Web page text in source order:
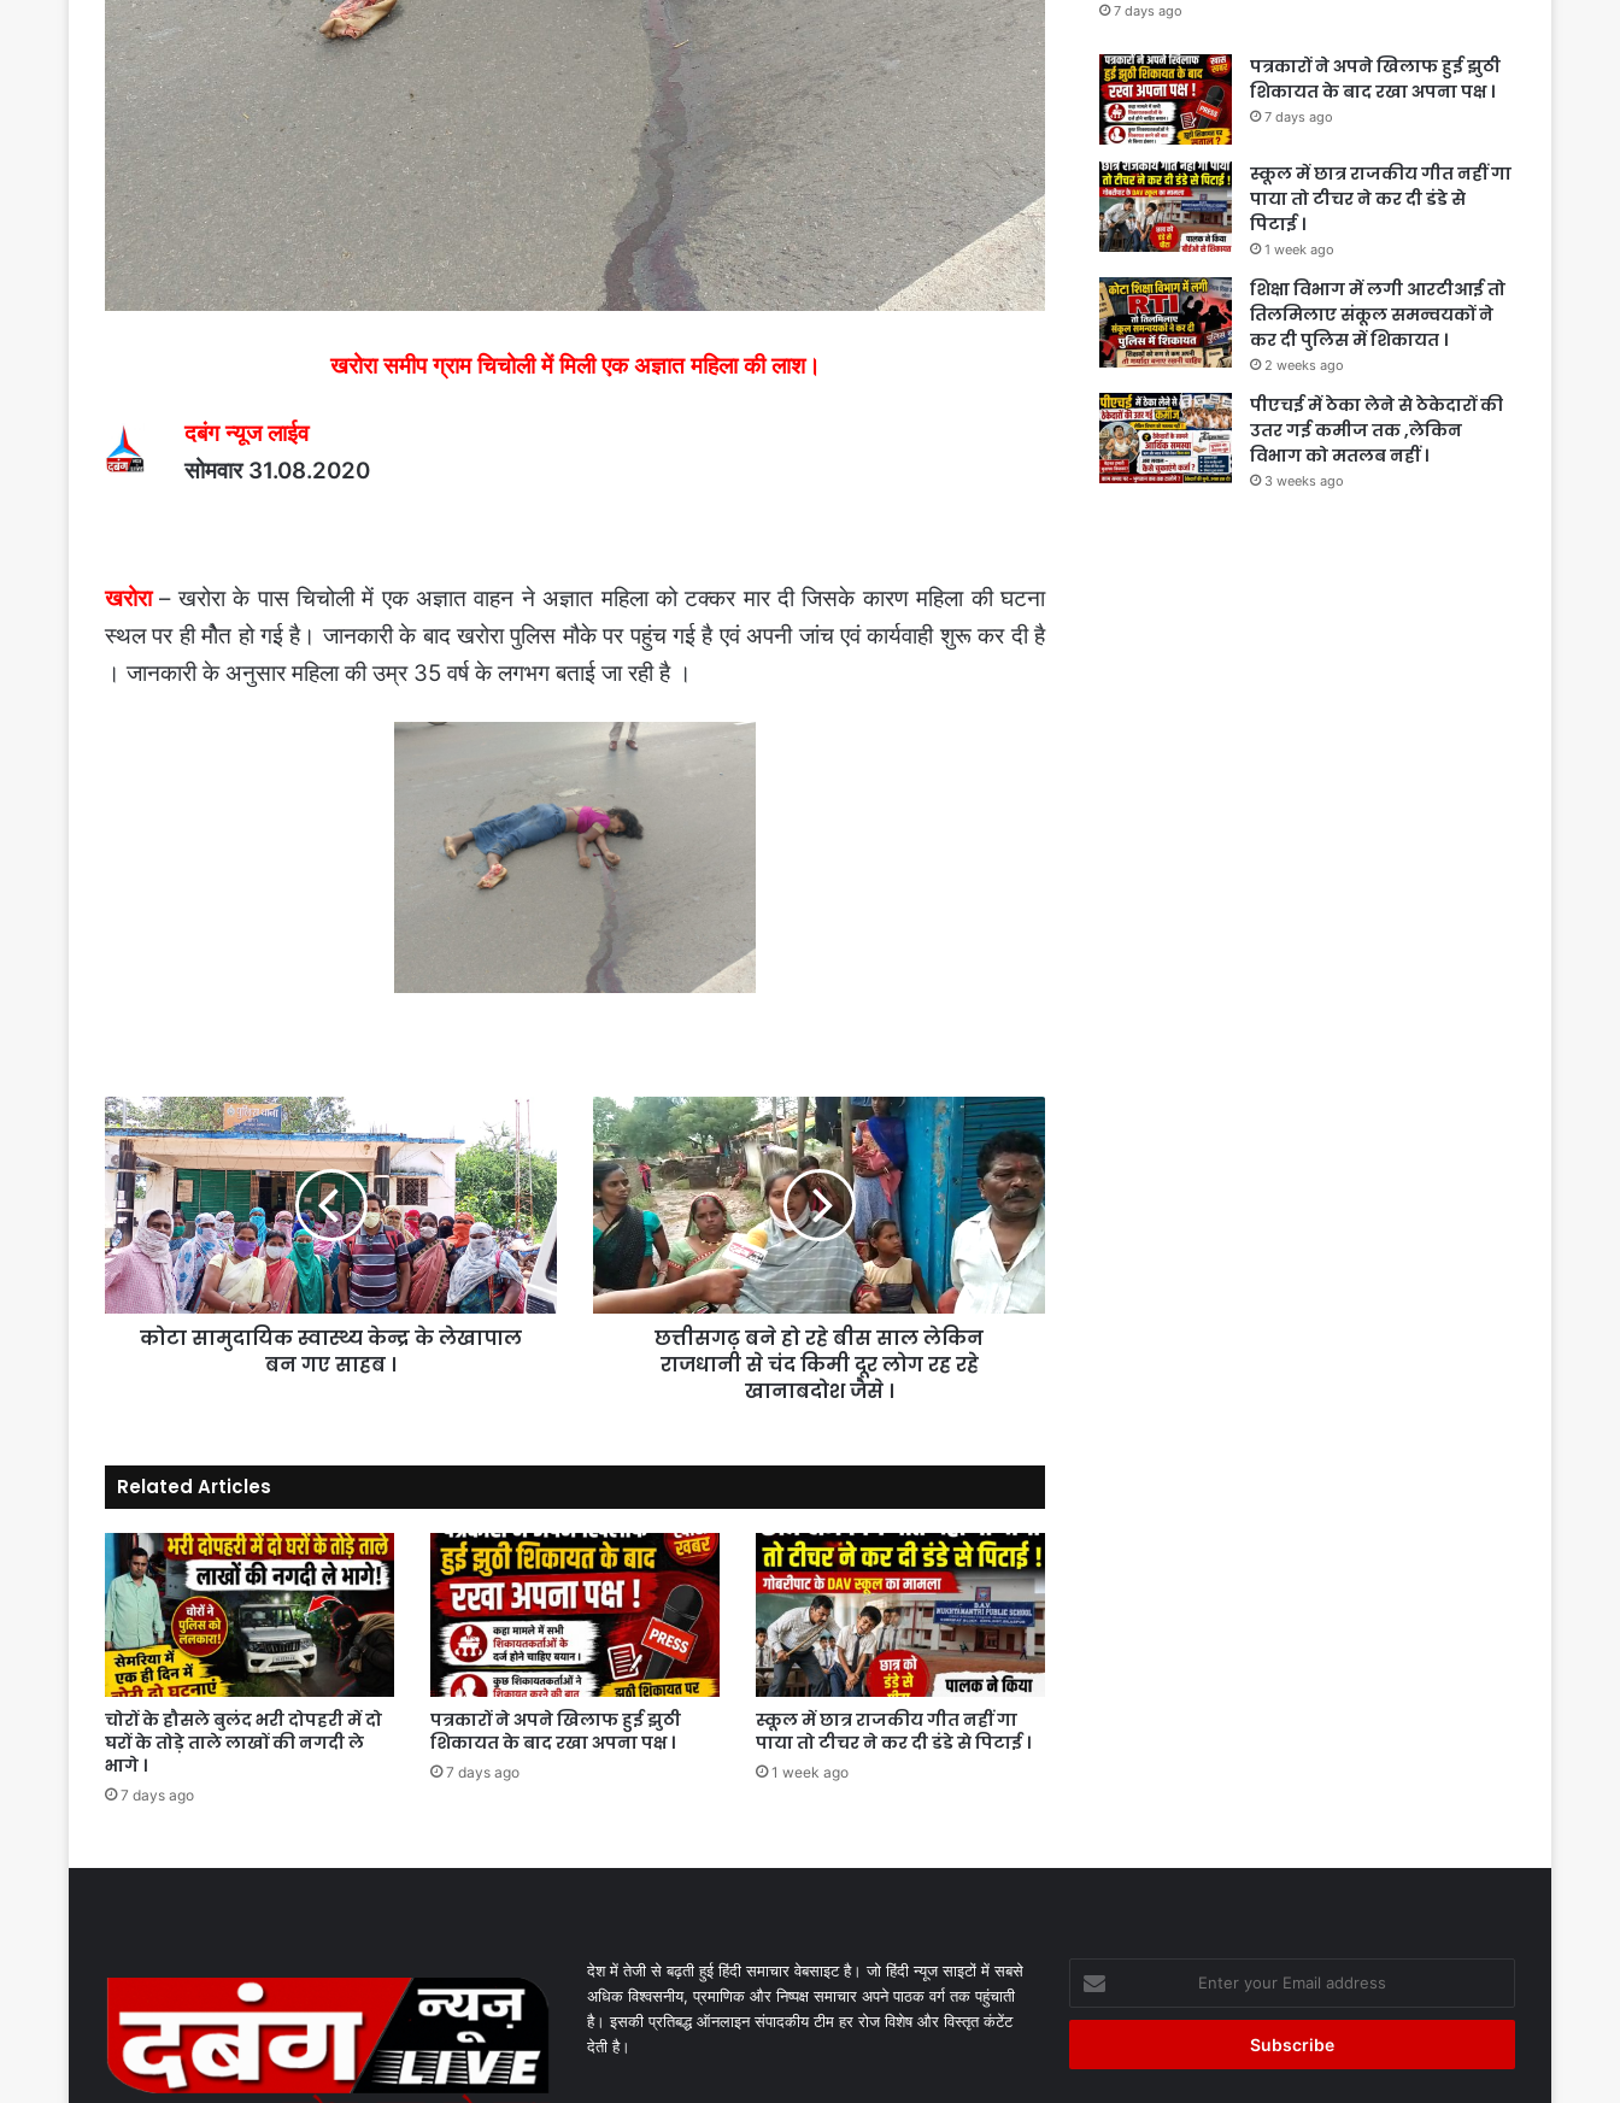
खरोरा समीप ग्राम चिचोली में मिली एक अज्ञात महिला की लाश।
दबंग न्यूज लाईव
सोमवार 31.08.2020
खरोरा – खरोरा के पास चिचोली में एक अज्ञात वाहन ने अज्ञात महिला को टक्कर मार दी जिसके कारण महिला की घटना
स्थल पर ही मोैत हो गई है। जानकारी के बाद खरोरा पुलिस मौके पर पहुंच गई है एवं अपनी जांच एवं कार्यवाही शुरू कर दी है
। जानकारी के अनुसार महिला की उम्र 35 वर्ष के लगभग बताई जा रही है ।
कोटा
सामुदायिक
स्वास्थ्य
केन्द्र
लेखापाल
बन
गए
साहब
कोटा सामुदायिक स्वास्थ्य केन्द्र के लेखापाल
बन गए साहब ।
छत्तीसगढ़
बने
हो
रहे
बीस
साल
लेकिन
राजधानी
से
रहे
जैसे
।
छत्तीसगढ़ बने हो रहे बीस साल लेकिन
राजधानी से चंद किमी दूर लोग रह रहे
खानाबदोश जैसे ।
Related Articles
चोरों के हौसले बुलंद भरी दोपहरी में दो
घरों के तोड़े ताले लाखों की नगदी ले
भागे ।
7 days ago
पत्रकारों ने अपने खिलाफ हुई झुठी
शिकायत के बाद रखा अपना पक्ष ।
7 days ago
स्कूल में छात्र राजकीय गीत नहीं गा
पाया तो टीचर ने कर दी डंडे से पिटाई ।
1 week ago
7 days ago
पत्रकारों ने अपने खिलाफ हुई झुठी
शिकायत के बाद रखा अपना पक्ष ।
7 days ago
स्कूल में छात्र राजकीय गीत नहीं गा
पाया तो टीचर ने कर दी डंडे से
पिटाई ।
1 week ago
शिक्षा विभाग में लगी आरटीआई तो
तिलमिलाए संकूल समन्वयकों ने
कर दी पुलिस में शिकायत ।
2 weeks ago
पीएचई में ठेका लेने से ठेकेदारों की
उतर गई कमीज तक ,लेकिन
विभाग को मतलब नहीं ।
3 weeks ago
देश में तेजी से बढ़ती हुई हिंदी समाचार वेबसाइट है। जो हिंदी न्यूज साइटों में सबसे
अधिक विश्वसनीय, प्रमाणिक और निष्पक्ष समाचार अपने पाठक वर्ग तक पहुंचाती
है। इसकी प्रतिबद्ध ऑनलाइन संपादकीय टीम हर रोज विशेष और विस्तृत कंटेंट
देती है।
your
Email